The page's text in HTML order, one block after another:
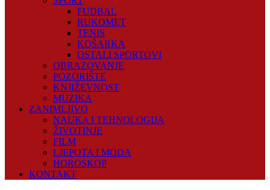
FUDBAL
RUKOMET
TENIS
KOŠARKA
OSTALI SPORTOVI
OBRAZOVANJE
POZORIŠTE
KNJIŽEVNOST
MUZIKA
ZANIMLJIVO
NAUKA I TEHNOLOGIJA
ŽIVOTINJE
FILM
LJEPOTA I MODA
HOROSKOP
KONTAKT